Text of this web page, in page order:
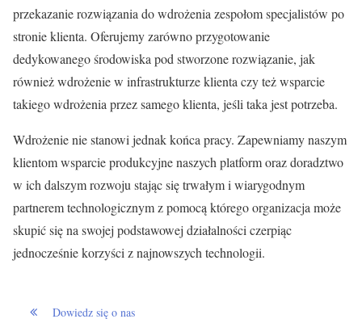
przekazanie rozwiązania do wdrożenia zespołom specjalistów po
stronie klienta. Oferujemy zarówno przygotowanie
dedykowanego środowiska pod stworzone rozwiązanie, jak
również wdrożenie w infrastrukturze klienta czy też wsparcie
takiego wdrożenia przez samego klienta, jeśli taka jest potrzeba.
Wdrożenie nie stanowi jednak końca pracy. Zapewniamy naszym
klientom wsparcie produkcyjne naszych platform oraz doradztwo
w ich dalszym rozwoju stając się trwałym i wiarygodnym
partnerem technologicznym z pomocą którego organizacja może
skupić się na swojej podstawowej działalności czerpiąc
jednocześnie korzyści z najnowszych technologii.
Dowiedz się o nas